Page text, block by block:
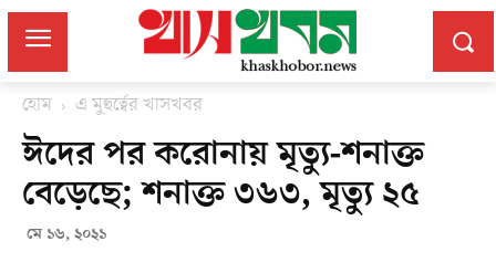
হোম এ মুহুর্ত্বের খাসখবর
ঈদের পর করোনায় মৃত্যু-শনাক্ত
বেড়েছে; শনাক্ত ৩৬৩, মৃত্যু ২৫
মে ১৬, ২০২১